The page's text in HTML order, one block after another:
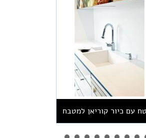
עם כיור קוריאן למטבח